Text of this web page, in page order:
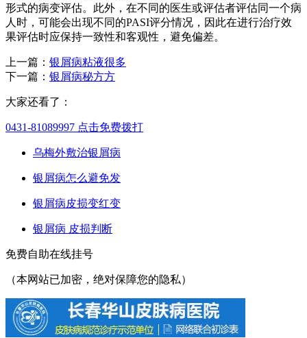
形式的病变评估。此外，在不同的医生或评估者评估同一个病
人时，可能会出现不同的PASI评分情况，因此在进行治疗效
果评估时应保持一致性和客观性，避免偏差。
上一篇： 银屑病粘液很多
下一篇： 银屑病秘方方
大家还看了：
0431-81089997 点击免费拨打
乌梅外敷治银屑病
银屑病怎么避免发
银屑病皮损变红变
银屑病 皮损判断
免费自助在线挂号
（本网站已加密，绝对保障您的隐私）